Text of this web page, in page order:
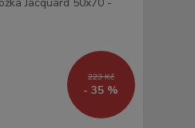
223 Kč
- 35 %